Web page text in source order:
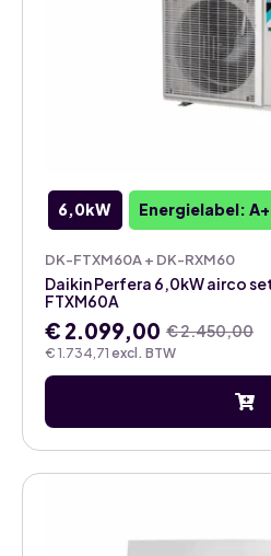
6,0kW Energielabel:
DK-FTXM60A + DK-RXM60
€ 1.734,71 excl. BTW
Daikin Perfera 6,0kW airco set
FTXM60A
€2.450,00
Oorspronkelijke
prijs
was:
€ 2.099,00
Huidige
prijs
is: